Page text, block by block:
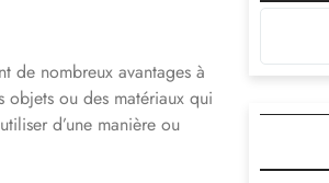
de nombreux avantages à
objets ou des matériaux qui
d’une manière ou